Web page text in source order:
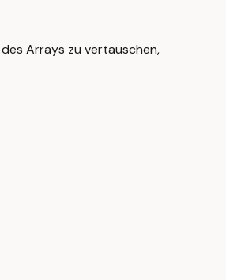
Arrays zu vertauschen,